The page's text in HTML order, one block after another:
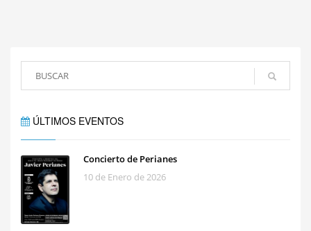
ÚLTIMOS EVENTOS
Concierto de Perianes
10 de Enero de 2026